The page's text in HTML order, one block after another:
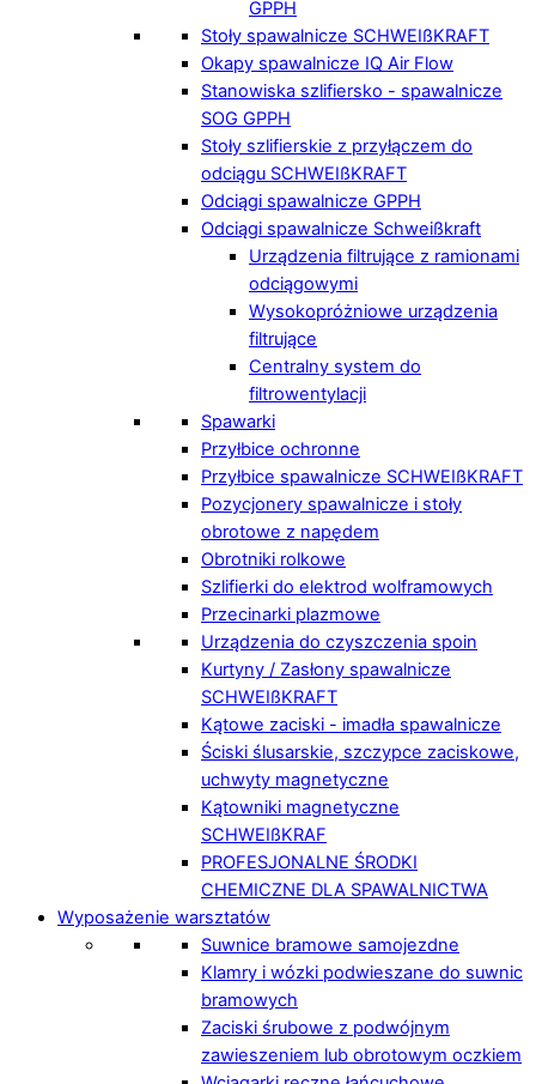
GPPH
Stoły spawalnicze SCHWEIßKRAFT
Okapy spawalnicze IQ Air Flow
Stanowiska szlifiersko - spawalnicze
SOG GPPH
Stoły szlifierskie z przyłączem do
odciągu SCHWEIßKRAFT
Odciągi spawalnicze GPPH
Odciągi spawalnicze Schweißkraft
Urządzenia filtrujące z ramionami
odciągowymi
Wysokopróżniowe urządzenia
filtrujące
Centralny system do
filtrowentylacji
Spawarki
Przyłbice ochronne
Przyłbice spawalnicze SCHWEIßKRAFT
Pozycjonery spawalnicze i stoły
obrotowe z napędem
Obrotniki rolkowe
Szlifierki do elektrod wolframowych
Przecinarki plazmowe
Urządzenia do czyszczenia spoin
Kurtyny / Zasłony spawalnicze
SCHWEIßKRAFT
Kątowe zaciski - imadła spawalnicze
Ściski ślusarskie, szczypce zaciskowe,
uchwyty magnetyczne
Kątowniki magnetyczne
SCHWEIßKRAF
PROFESJONALNE ŚRODKI
CHEMICZNE DLA SPAWALNICTWA
Wyposażenie warsztatów
Suwnice bramowe samojezdne
Klamry i wózki podwieszane do suwnic
bramowych
Zaciski śrubowe z podwójnym
zawieszeniem lub obrotowym oczkiem